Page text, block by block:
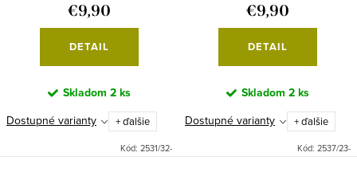
€9,90
DETAIL
Skladom 2 ks
Dostupné varianty
+ ďalšie
Kód: 2531/32-
€9,90
DETAIL
Skladom 2 ks
Dostupné varianty
+ ďalšie
Kód: 2537/23-